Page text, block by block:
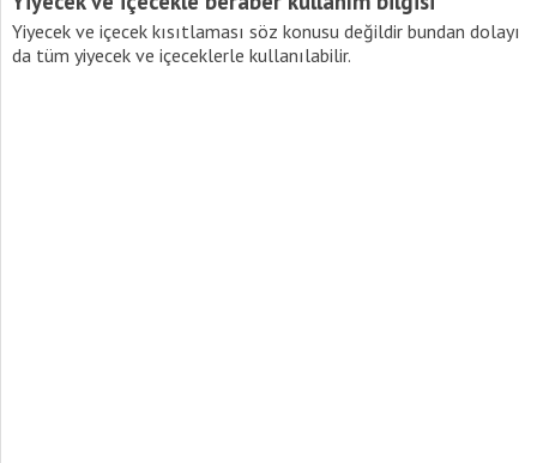
Yiyecek ve içecek kısıtlaması söz konusu değildir bundan dolayı
da tüm yiyecek ve içeceklerle kullanılabilir.